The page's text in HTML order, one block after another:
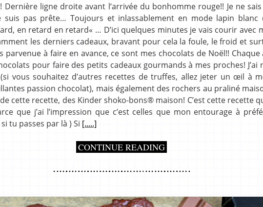
Dernière ligne droite avant l‘arrivée du bonhomme rouge!! Je ne
suis pas prête… Toujours et inlassablement en mode lapin blanc
en retard en retard« … D’ici quelques minutes je vais courir avec
les derniers cadeaux, bravant pour cela la foule, le froid et
parvenue à faire en avance, ce sont mes chocolats de Noël!!
pour faire des petits cadeaux gourmands à mes proches!
vous souhaitez d’autres recettes de truffes, allez jeter un œil à
passion chocolat), mais également des rochers au praliné
cette recette, des Kinder shoko-bons® maison! C’est cette recette
que j’ai l’impression que c’est celles que mon entourage à
tu passes par là ) Si [.....]
CONTINUE READING